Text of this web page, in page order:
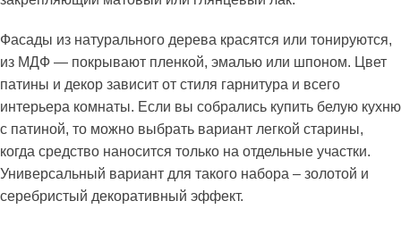
Фасады из натурального дерева красятся или тонируются,
из МДФ — покрывают пленкой, эмалью или шпоном. Цвет
патины и декор зависит от стиля гарнитура и всего
интерьера комнаты. Если вы собрались купить белую кухню
с патиной, то можно выбрать вариант легкой старины,
когда средство наносится только на отдельные участки.
Универсальный вариант для такого набора – золотой и
серебристый декоративный эффект.